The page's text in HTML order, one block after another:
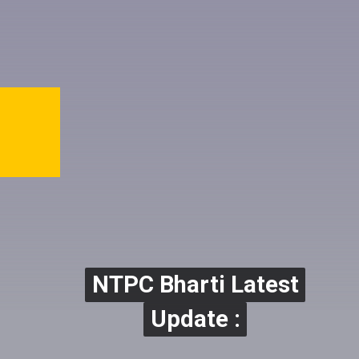
NTPC Bharti Latest
Update :
NTPC Bharti Latest
Update :